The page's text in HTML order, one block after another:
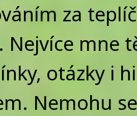
za
Nejvíce mne
otázky i
Nemohu